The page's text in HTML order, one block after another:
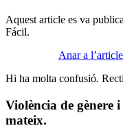
Aquest article es va
Fácil.
Anar a
Hi ha molta confusió.
Violència de gènere
mateix.